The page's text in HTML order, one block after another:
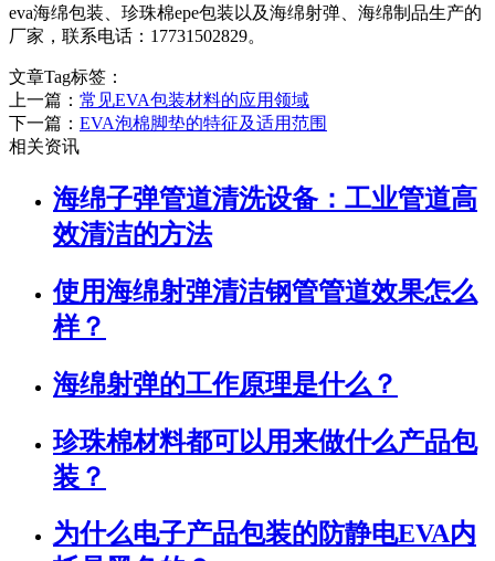
eva海绵包装、珍珠棉epe包装以及海绵射弹、海绵制品生产的
厂家，联系电话：17731502829。
文章Tag标签：
上一篇： 常见EVA包装材料的应用领域
下一篇： EVA泡棉脚垫的特征及适用范围
相关资讯
海绵子弹管道清洗设备：工业管道高
效清洁的方法
使用海绵射弹清洁钢管管道效果怎么
样？
海绵射弹的工作原理是什么？
珍珠棉材料都可以用来做什么产品包
装？
为什么电子产品包装的防静电EVA内